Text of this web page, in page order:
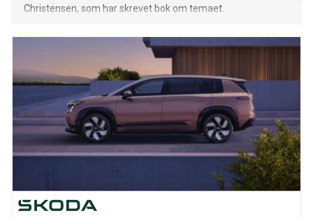
Christensen, som har skrevet bok om temaet.